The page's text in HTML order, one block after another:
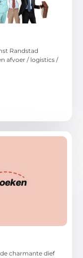
Randstad
afvoer / logistics /
charmante dief